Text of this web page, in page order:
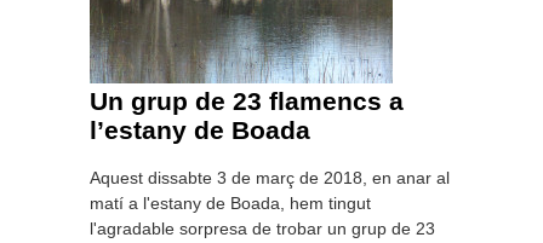
Un grup de 23 flamencs a
l’estany de Boada
Aquest dissabte 3 de març de 2018, en anar al
matí a l'estany de Boada, hem tingut
l'agradable sorpresa de trobar un grup de 23